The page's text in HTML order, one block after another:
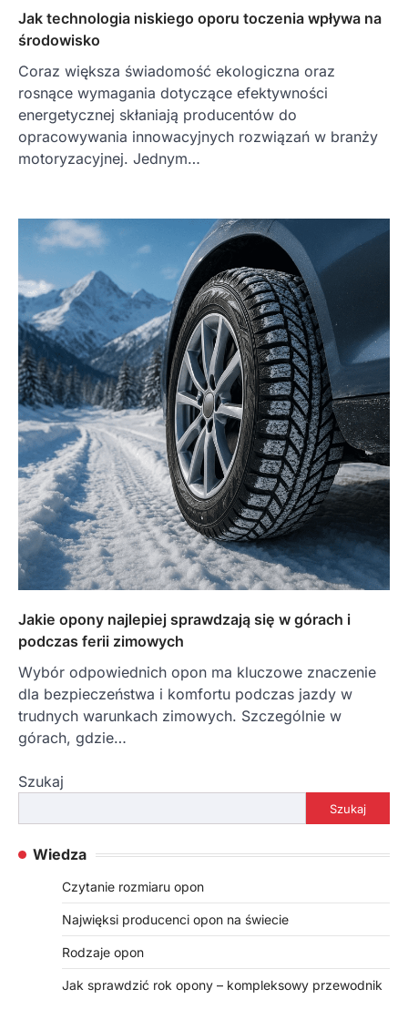
Jak technologia niskiego oporu toczenia wpływa na
środowisko
Coraz większa świadomość ekologiczna oraz
rosnące wymagania dotyczące efektywności
energetycznej skłaniają producentów do
opracowywania innowacyjnych rozwiązań w branży
motoryzacyjnej. Jednym…
Jakie opony najlepiej sprawdzają się w górach i
podczas ferii zimowych
Wybór odpowiednich opon ma kluczowe znaczenie
dla bezpieczeństwa i komfortu podczas jazdy w
trudnych warunkach zimowych. Szczególnie w
górach, gdzie…
Szukaj
Szukaj
Wiedza
Czytanie rozmiaru opon
Najwięksi producenci opon na świecie
Rodzaje opon
Jak sprawdzić rok opony – kompleksowy przewodnik